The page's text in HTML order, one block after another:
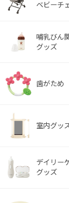
ベビーチ
哺乳びん
グッズ
歯がため
室内グッ
デイリー
グッズ